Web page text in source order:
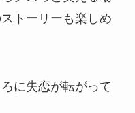
トーリーも楽しめ
に失恋が転がって